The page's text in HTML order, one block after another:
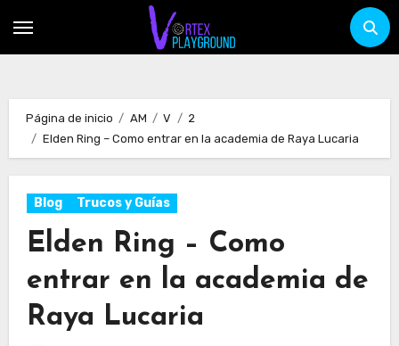
Página de inicio AM V
2
Elden Ring – Como entrar en la academia de Raya Lucaria
Blog Trucos y Guías
Elden Ring – Como
entrar en la academia de
Raya Lucaria